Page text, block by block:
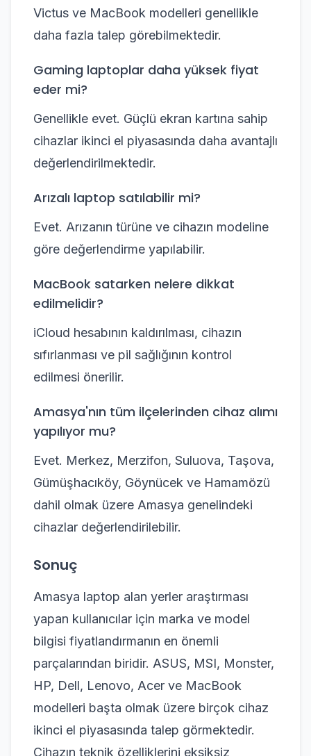
Victus ve MacBook modelleri genellikle
daha fazla talep görebilmektedir.
Gaming laptoplar daha yüksek fiyat
eder mi?
Genellikle evet. Güçlü ekran kartına sahip
cihazlar ikinci el piyasasında daha avantajlı
değerlendirilmektedir.
Arızalı laptop satılabilir mi?
Evet. Arızanın türüne ve cihazın modeline
göre değerlendirme yapılabilir.
MacBook satarken nelere dikkat
edilmelidir?
iCloud hesabının kaldırılması, cihazın
sıfırlanması ve pil sağlığının kontrol
edilmesi önerilir.
Amasya'nın tüm ilçelerinden cihaz alımı
yapılıyor mu?
Evet. Merkez, Merzifon, Suluova, Taşova,
Gümüşhacıköy, Göynücek ve Hamamözü
dahil olmak üzere Amasya genelindeki
cihazlar değerlendirilebilir.
Sonuç
Amasya laptop alan yerler araştırması
yapan kullanıcılar için marka ve model
bilgisi fiyatlandırmanın en önemli
parçalarından biridir. ASUS, MSI, Monster,
HP, Dell, Lenovo, Acer ve MacBook
modelleri başta olmak üzere birçok cihaz
ikinci el piyasasında talep görmektedir.
Cihazın teknik özelliklerini eksiksiz